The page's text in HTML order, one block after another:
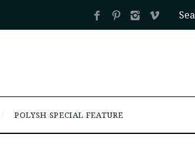
POLYSH SPECIAL FEATURE